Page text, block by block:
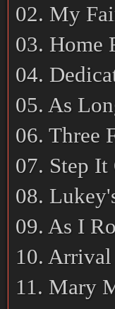
02. My
03. Home
04.
05. As
06. Three
07. Step
08.
09. As I
10. Arrival
11. Mary